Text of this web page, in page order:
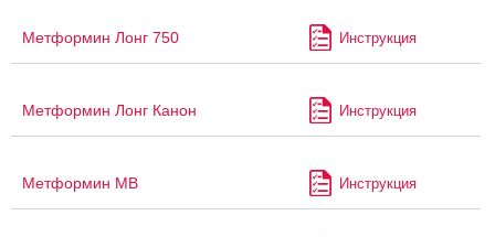
Метформин Лонг 750 Инструкция
Метформин Лонг Канон Инструкция
Метформин МВ Инструкция